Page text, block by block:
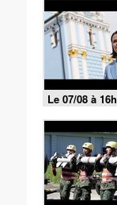
Le 07/08 à 16h